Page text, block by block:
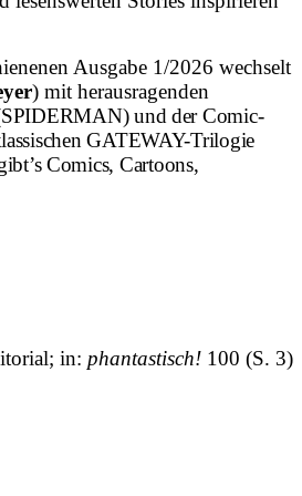
Ausgabe 1/2026 wechselt
) mit herausragenden
und der Comic-
GATEWAY-Trilogie
Comics, Cartoons,
in: phantastisch! 100 (S. 3)